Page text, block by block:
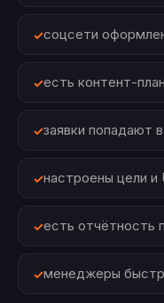
соцсети
есть контент-
заявки попадают
настроены цели и
есть отчётность
менеджеры